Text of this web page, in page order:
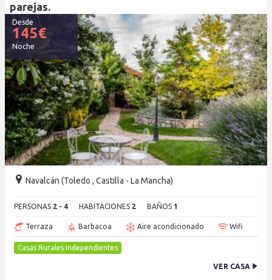
parejas.
Desde
145€
Noche
Navalcán (Toledo , Castilla - La Mancha)
PERSONAS 2 - 4 HABITACIONES 2 BAÑOS 1
Terraza Barbacoa Aire acondicionado Wifi
Casas Rurales Independientes
VER CASA